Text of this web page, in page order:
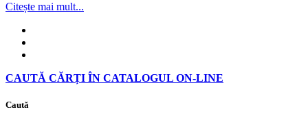
Citește mai mult...
CAUTĂ CĂRȚI ÎN CATALOGUL ON-LINE
Caută